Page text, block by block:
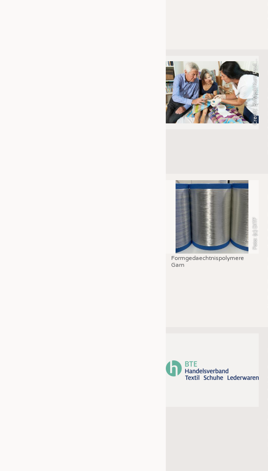
C
r
e
d
i
t
:
B
V
M
e
d
/
K
u
r
t
P
a
u
l
u
s
Foto: (c) DITF
Formgedaechtnispolymere
Garn